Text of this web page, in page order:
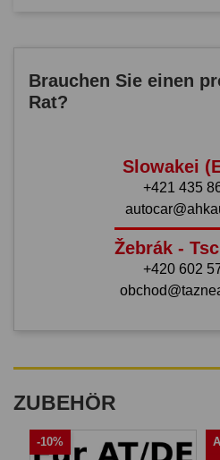
Brauchen Sie einen
Rat?
Slowakei
+421 435
Žebrák -
+420 602
ZUBEHÖR
-10%